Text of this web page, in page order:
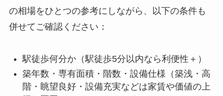
の相場をひとつの参考にしながら、以下の条件も
併せてご確認ください：
駅徒歩何分か（駅徒歩5分以内なら利便性＋）
築年数・専有面積・階数・設備仕様（築浅・高
階・眺望良好・設備充実などは家賃や価値の上